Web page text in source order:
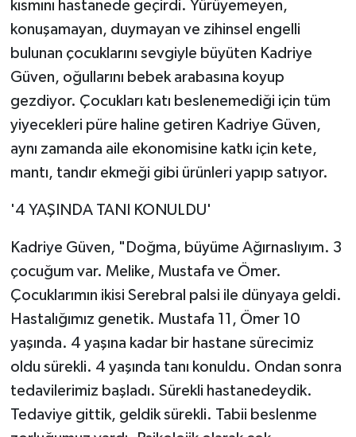
kısmını hastanede geçirdi. Yürüyemeyen,
konuşamayan, duymayan ve zihinsel engelli
bulunan çocuklarını sevgiyle büyüten Kadriye
Güven, oğullarını bebek arabasına koyup
gezdiyor. Çocukları katı beslenemediği için tüm
yiyecekleri püre haline getiren Kadriye Güven,
aynı zamanda aile ekonomisine katkı için kete,
mantı, tandır ekmeği gibi ürünleri yapıp satıyor.
'4 YAŞINDA TANI KONULDU'
Kadriye Güven, "Doğma, büyüme Ağırnaslıyım. 3
çocuğum var. Melike, Mustafa ve Ömer.
Çocuklarımın ikisi Serebral palsi ile dünyaya geldi.
Hastalığımız genetik. Mustafa 11, Ömer 10
yaşında. 4 yaşına kadar bir hastane sürecimiz
oldu sürekli. 4 yaşında tanı konuldu. Ondan sonra
tedavilerimiz başladı. Sürekli hastanedeydik.
Tedaviye gittik, geldik sürekli. Tabii beslenme
Vasıta
Yaşam